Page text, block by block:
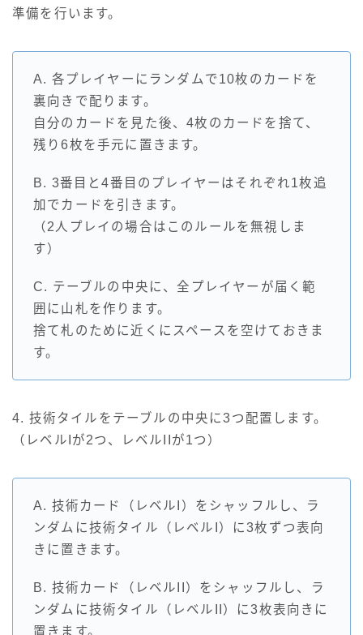
準備を行います。
A. 各プレイヤーにランダムで10枚のカードを
裏向きで配ります。
自分のカードを見た後、4枚のカードを捨て、
残り6枚を手元に置きます。
B. 3番目と4番目のプレイヤーはそれぞれ1枚追
加でカードを引きます。
（2人プレイの場合はこのルールを無視しま
す）
C. テーブルの中央に、全プレイヤーが届く範
囲に山札を作ります。
捨て札のために近くにスペースを空けておきま
す。
4. 技術タイルをテーブルの中央に3つ配置します。
（レベルIが2つ、レベルIIが1つ）
A. 技術カード（レベルI）をシャッフルし、ラ
ンダムに技術タイル（レベルI）に3枚ずつ表向
きに置きます。
B. 技術カード（レベルII）をシャッフルし、ラ
ンダムに技術タイル（レベルII）に3枚表向きに
置きます。